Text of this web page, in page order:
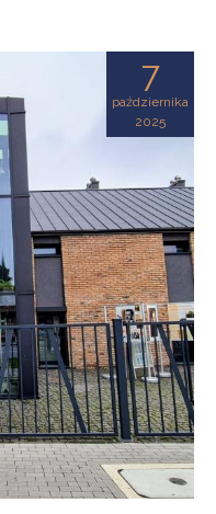
7
października
2025